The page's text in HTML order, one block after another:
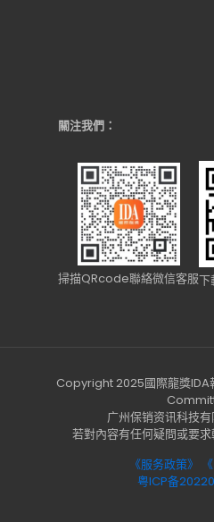
關注我們：
掃描QRcode聯絡微信客服下
Copyright 2025國際龍獎IDA
广州保销资讯科技
若對內容有任何疑問或要
《服务政策》
粤ICP备